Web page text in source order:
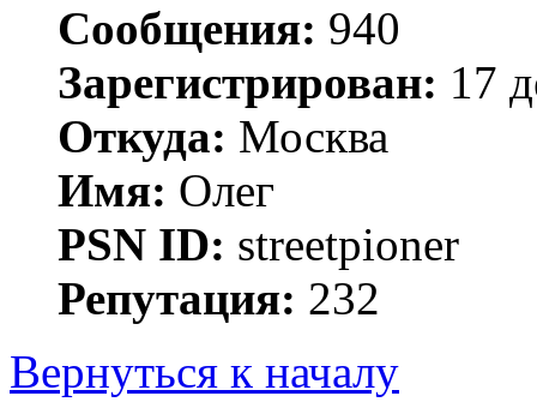
Сообщения: 940
Зарегистрирован: 17
Откуда: Москва
Имя: Олег
PSN ID: streetpioner
Репутация: 232
Вернуться к началу